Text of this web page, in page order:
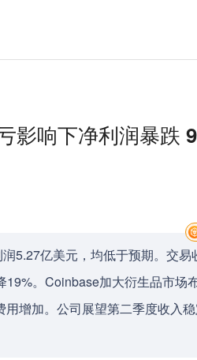
影响下净利润暴跌
5.27亿美元，均低于预期。交易
。Coinbase加大衍生品市场
增加。公司展望第二季度收入